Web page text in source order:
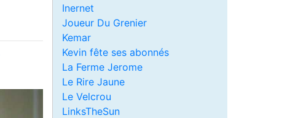
Inernet
Joueur Du Grenier
Kemar
Kevin fête ses abonnés
La Ferme Jerome
Le Rire Jaune
Le Velcrou
LinksTheSun